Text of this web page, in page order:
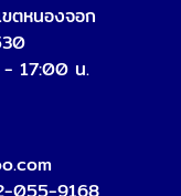
ตหนองจอก
- 17:00 น.